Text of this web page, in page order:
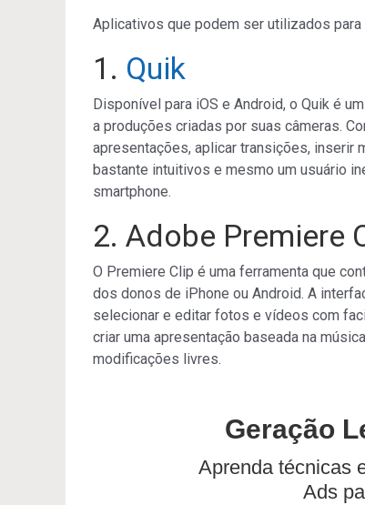
Aplicativos que podem ser utilizados para
1. Quik
Disponível para iOS e Android, o Quik é
a produções criadas por suas câmeras.
apresentações, aplicar transições, inserir
bastante intuitivos e mesmo um usuário
smartphone.
2. Adobe Premiere
O Premiere Clip é uma ferramenta que
dos donos de iPhone ou Android. A
selecionar e editar fotos e vídeos com
criar uma apresentação baseada na
modificações livres.
Geração
Aprenda técnicas
Ads